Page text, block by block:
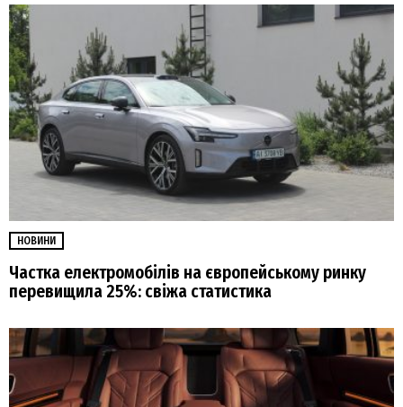
НОВИНИ
Частка електромобілів на європейському ринку
перевищила 25%: свіжа статистика